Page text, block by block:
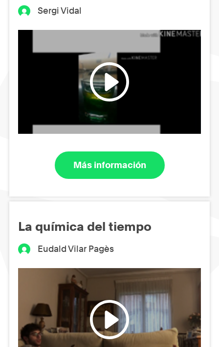
Sergi Vidal
Más información
La química del tiempo
Eudald Vilar Pagès